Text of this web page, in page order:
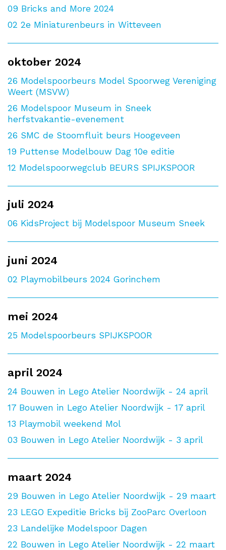
09 Bricks and More 2024
02 2e Miniaturenbeurs in Witteveen
oktober 2024
26 Modelspoorbeurs Model Spoorweg Vereniging
Weert (MSVW)
26 Modelspoor Museum in Sneek
herfstvakantie-evenement
26 SMC de Stoomfluit beurs Hoogeveen
19 Puttense Modelbouw Dag 10e editie
12 Modelspoorwegclub BEURS SPIJKSPOOR
juli 2024
06 KidsProject bij Modelspoor Museum Sneek
juni 2024
02 Playmobilbeurs 2024 Gorinchem
mei 2024
25 Modelspoorbeurs SPIJKSPOOR
april 2024
24 Bouwen in Lego Atelier Noordwijk - 24 april
17 Bouwen in Lego Atelier Noordwijk - 17 april
13 Playmobil weekend Mol
03 Bouwen in Lego Atelier Noordwijk - 3 april
maart 2024
29 Bouwen in Lego Atelier Noordwijk - 29 maart
23 LEGO Expeditie Bricks bij ZooParc Overloon
23 Landelijke Modelspoor Dagen
22 Bouwen in Lego Atelier Noordwijk - 22 maart